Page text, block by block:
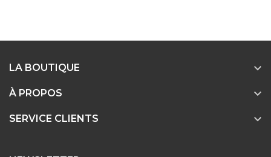
LA BOUTIQUE 
À PROPOS 
SERVICE CLIENTS 